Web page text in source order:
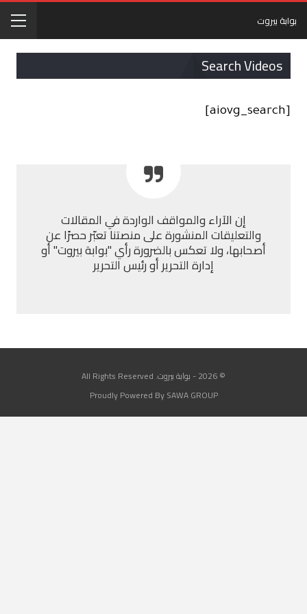
بوابة بيروت
Search Videos
إن الآراء والمواقف الواردة في المقالات
والتعليقات المنشورة على منصتنا تعبّر حصرًا عن
أصحابها، ولا تعكس بالضرورة رأي "بوابة بيروت" أو
إدارة التحرير أو رئيس التحرير
© 2026 - بوابة بيروت. All Rights Reserved
Proudly Powered By SAWA GROUP